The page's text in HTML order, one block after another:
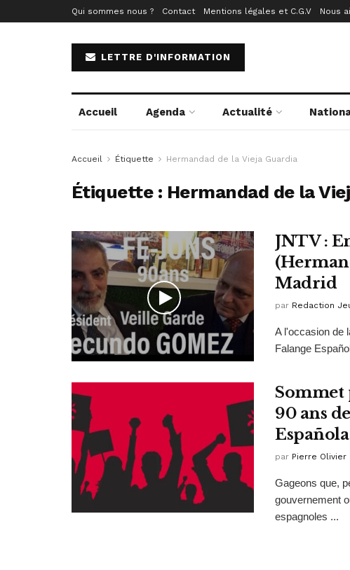
Qui sommes nous ? Contact Mentions légales et C.G.V Nous
LETTRE D'INFORMATION
Accueil Agenda Actualité
Accueil Étiquette Hermandad de la Vieja Guardia
Étiquette : Hermandad de la
JNTV :
Madrid
par Redaction
A l'occasion de
Falange
Sommet
90 ans
Española
par Pierre Olivier
Gageons que,
gouvernement
espagnoles ...